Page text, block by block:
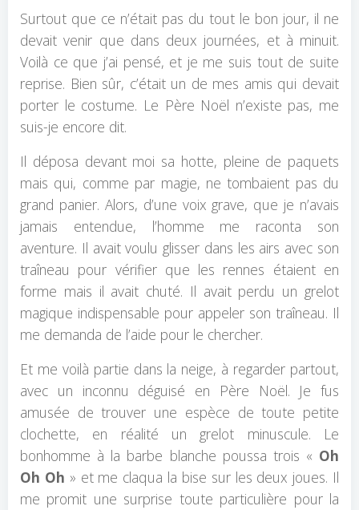
Surtout que ce n’était pas du tout le bon jour, il ne
devait venir que dans deux journées, et à minuit.
Voilà ce que j’ai pensé, et je me suis tout de suite
reprise. Bien sûr, c’était un de mes amis qui devait
porter le costume. Le Père Noël n’existe pas, me
suis-je encore dit.
Il déposa devant moi sa hotte, pleine de paquets
mais qui, comme par magie, ne tombaient pas du
grand panier. Alors, d’une voix grave, que je n’avais
jamais entendue, l’homme me raconta son
aventure. Il avait voulu glisser dans les airs avec son
traîneau pour vérifier que les rennes étaient en
forme mais il avait chuté. Il avait perdu un grelot
magique indispensable pour appeler son traîneau. Il
me demanda de l’aide pour le chercher.
Et me voilà partie dans la neige, à regarder partout,
avec un inconnu déguisé en Père Noël. Je fus
amusée de trouver une espèce de toute petite
clochette, en réalité un grelot minuscule. Le
bonhomme à la barbe blanche poussa trois « Oh
Oh Oh » et me claqua la bise sur les deux joues. Il
me promit une surprise toute particulière pour la